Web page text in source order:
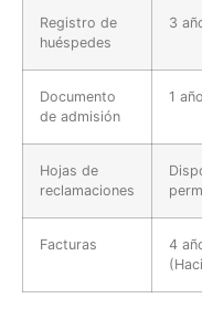
Registro de
huéspedes
3
Documento
de admisión
1 año
Hojas de
reclamaciones
Facturas
4